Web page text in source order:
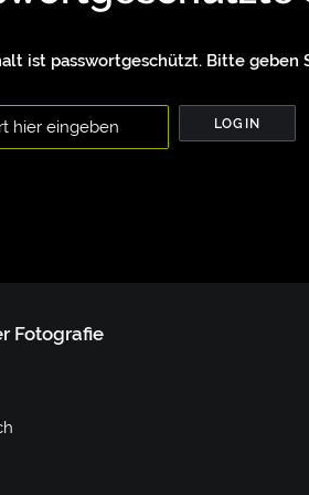
ist passwortgeschützt. Bitte geben
Fotografie